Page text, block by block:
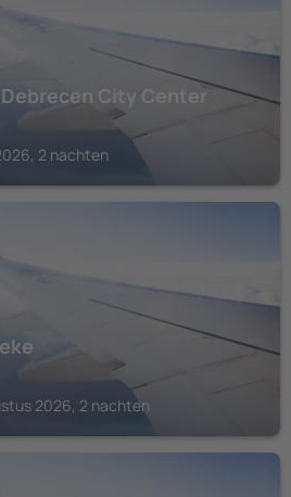
City Center
2 nachten
2026, 2 nachten